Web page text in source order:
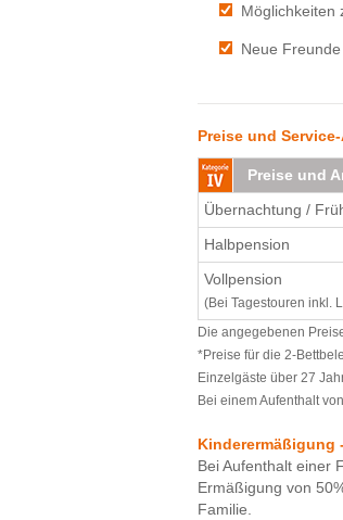
Möglichkeiten
Neue
Preise und
Preise und
Übernachtung /
Halbpension
Vollpension
(Bei Tagestouren inkl.
Die angegebenen
*Preise für die 2-
Einzelgäste über 27
Bei einem Aufenthalt
Kinderermäßigung
Bei Aufenthalt einer
Ermäßigung von
Familie.